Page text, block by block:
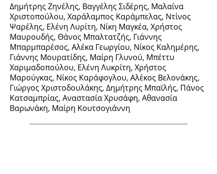
Δημήτρης Ζηνέλης, Βαγγέλης Σιδέρης, Μαλαίνα
Χριστοπούλου, Χαράλαμπος Καράμπελας, Ντίνος
Ψαρέλης, Ελένη Λυρίτη, Νίκη Μαγκέα, Χρήστος
Μαυρουδής, Θάνος Μπαλτατζής, Γιάννης
Μπαρμπαρέσος, Αλέκα Γεωργίου, Νίκος Καλημέρης,
Γιάννης Μουρατίδης, Μαίρη Γλυνού, Μπέττυ
Χαριμαδοπούλου, Ελένη Λυκρίτη, Χρήστος
Μαρούγκας, Νίκος Καράφογλου, Αλέκος Βελονάκης,
Γιώργος Χριστοδουλάκης, Δημήτρης Μπαϊλής, Πάνος
Κατσαμπρίας, Αναστασία Χρυσάφη, Αθανασία
Βαρωνάκη, Μαίρη Κουτσογιάννη